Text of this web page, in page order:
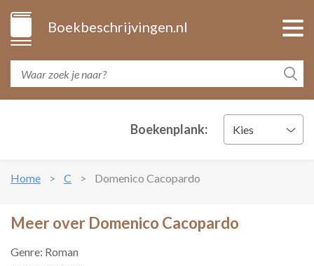
Boekbeschrijvingen.nl
Boekenplank: Kies
Home C Domenico Cacopardo
Meer over Domenico Cacopardo
Genre: Roman